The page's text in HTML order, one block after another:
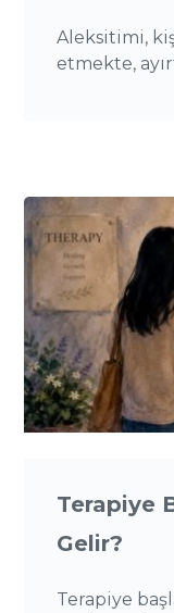
Aleksitimi,
etmekte,
Terapiye
Gelir?
Terapiye